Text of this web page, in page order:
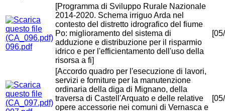
096.pdf
[Programma di Sviluppo Rurale Nazionale
2014-2020. Schema irriguo Arda nel
contesto del distretto idrografico del fiume
Po: miglioramento del sistema di
adduzione e distribuzione per il risparmio
idrico e per l'efficientamento dell'uso della
risorsa a fi]
[Accordo quadro per l'esecuzione di lavori,
servizi e forniture per la manutenzione
ordinaria della diga di Mignano, della
traversa di Castell'Arquato e delle relative
opere accessorie nei comuni di Vernasca e